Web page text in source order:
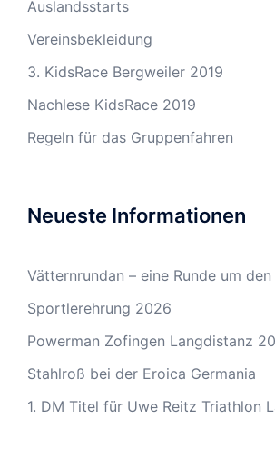
Auslandsstarts
Vereinsbekleidung
3. KidsRace Bergweiler 2019
Nachlese KidsRace 2019
Regeln für das Gruppenfahren
Neueste Informationen
Vätternrundan – eine Runde um
Sportlerehrung 2026
Powerman Zofingen Langdistanz
Stahlroß bei der Eroica Germania
1. DM Titel für Uwe Reitz Triathlon